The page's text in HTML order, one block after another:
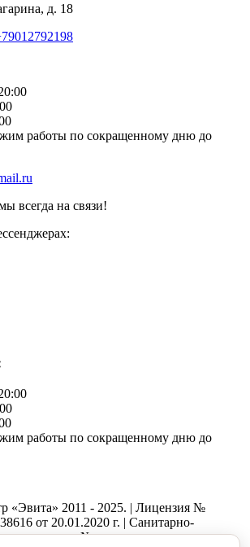
д. 18
работы по сокращенному дню до
всегда на связи!
работы по сокращенному дню до
«Эвита» 2011 - 2025. | Лицензия №
от 20.01.2020 г. | Санитарно-
заключение №